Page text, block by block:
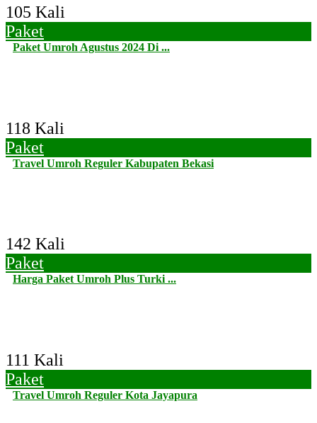
105 Kali
Paket
Paket Umroh Agustus 2024 Di ...
118 Kali
Paket
Travel Umroh Reguler Kabupaten Bekasi
142 Kali
Paket
Harga Paket Umroh Plus Turki ...
111 Kali
Paket
Travel Umroh Reguler Kota Jayapura